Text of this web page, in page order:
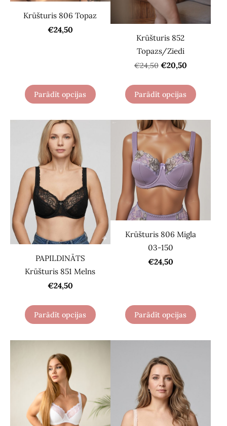
Krūšturis 806 Topaz
€24,50
Parādīt opcijas
Krūšturis 852
Topazs/Ziedi
€24,50 €20,50
Parādīt opcijas
PAPILDINĀTS
Krūšturis 851 Melns
€24,50
Parādīt opcijas
Krūšturis 806 Migla
03-150
€24,50
Parādīt opcijas